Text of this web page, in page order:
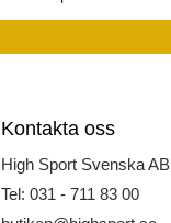
Kontakta oss
High Sport Svenska AB
Tel: 031 - 711 83 00